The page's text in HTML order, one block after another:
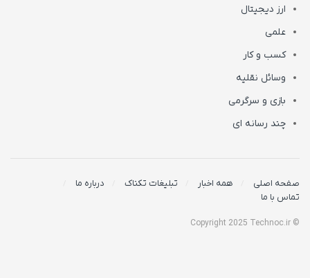
ارز دیجیتال
علمی
کسب و کار
وسائل نقلیه
بازی و سرگرمی
چند رسانه ای
صفحه اصلی همه اخبار تبلیغات تکناک
درباره ما
تماس با ما
© Copyright 2025 Technoc.ir